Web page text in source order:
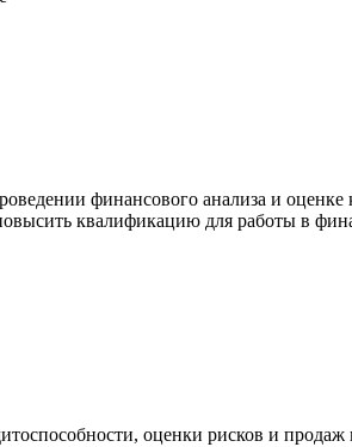
финансового анализа и оценке
квалификацию для работы в
оценки рисков и продаж